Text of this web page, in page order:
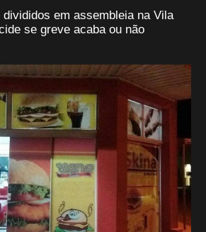
em assembleia na Vila
se greve acaba ou não